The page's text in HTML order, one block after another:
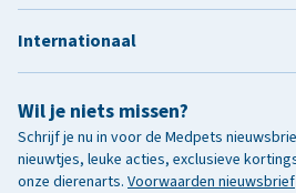
Wil je niets missen?
Schrijf je nu in voor de Medpets
nieuwtjes, leuke acties, exclusieve
onze dierenarts. Voorwaarden nieuwsbrief
Internationaal